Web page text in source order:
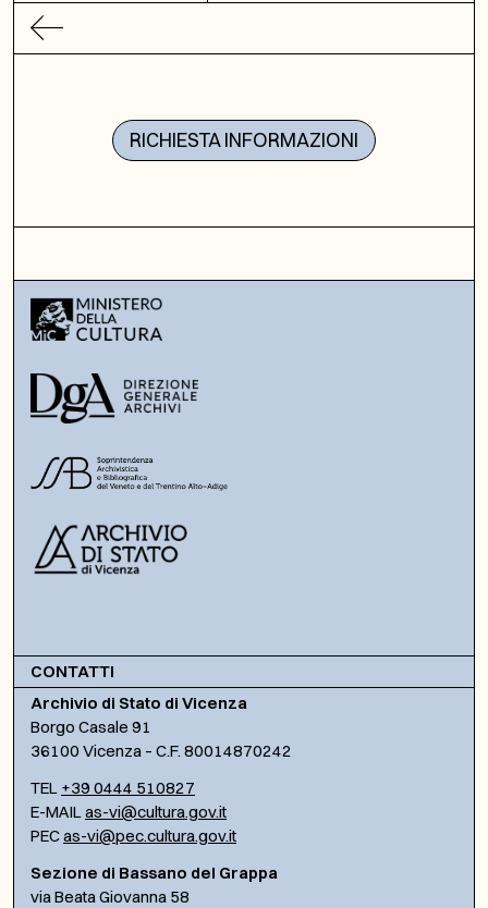
RICHIESTA INFORMAZIONI
CONTATTI
Archivio di Stato di Vicenza
Borgo Casale 91
36100 Vicenza – C.F. 80014870242
TEL +39 0444 510827
E-MAILas-vi@cultura.gov.it
PECas-vi@pec.cultura.gov.it
Sezione di Bassano del Grappa
via Beata Giovanna 58